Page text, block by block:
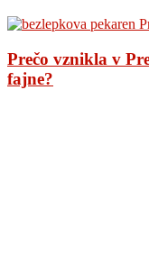
Prečo vznikla v
fajne?